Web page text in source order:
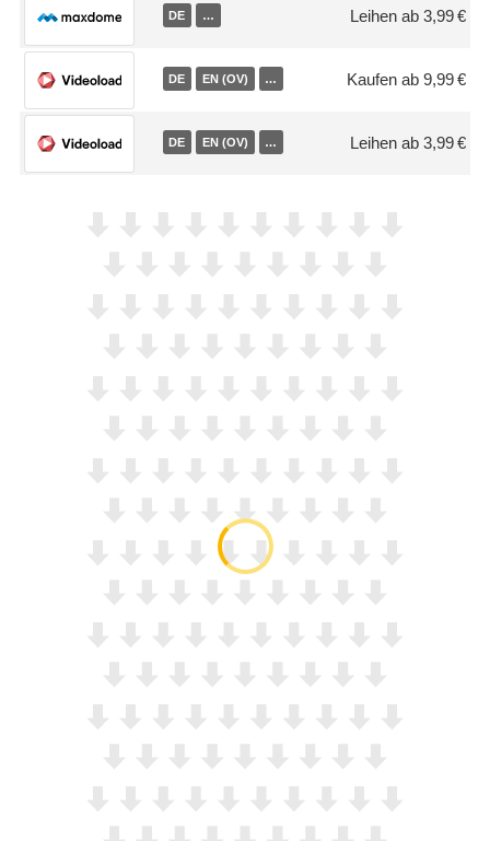
DE … Leihen ab 3,99 €
DE EN (OV) … Kaufen ab 9,99 €
DE EN (OV) … Leihen ab 3,99 €